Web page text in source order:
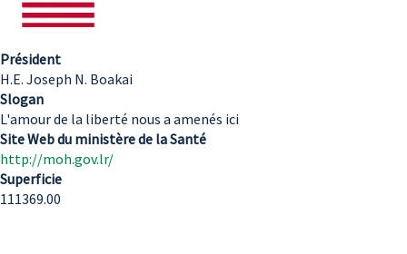
Président
H.E. Joseph N. Boakai
Slogan
L'amour de la liberté nous a amenés ici
Site Web du ministère de la Santé
http://moh.gov.lr/
Superficie
111369.00